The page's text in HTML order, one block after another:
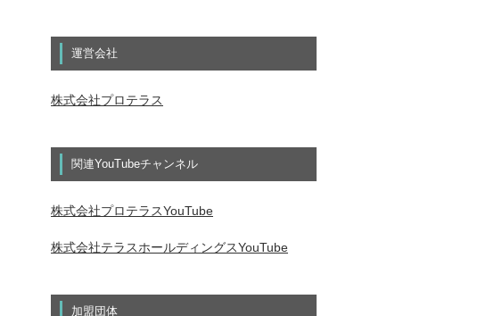
運営会社
株式会社プロテラス
関連YouTubeチャンネル
株式会社プロテラスYouTube
株式会社テラスホールディングスYouTube
加盟団体